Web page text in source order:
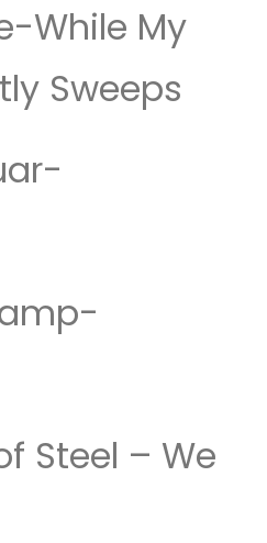
While My
Sweeps
Steel – We